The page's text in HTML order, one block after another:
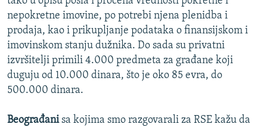
nepokretne imovine, po potrebi njena plenidba i
prodaja, kao i prikupljanje podataka o finansijskom i
imovinskom stanju dužnika. Do sada su privatni
izvršitelji primili 4.000 predmeta za građane koji
duguju od 10.000 dinara, što je oko 85 evra, do
500.000 dinara.
Beograđanisa kojima smo razgovarali za RSE kažu da